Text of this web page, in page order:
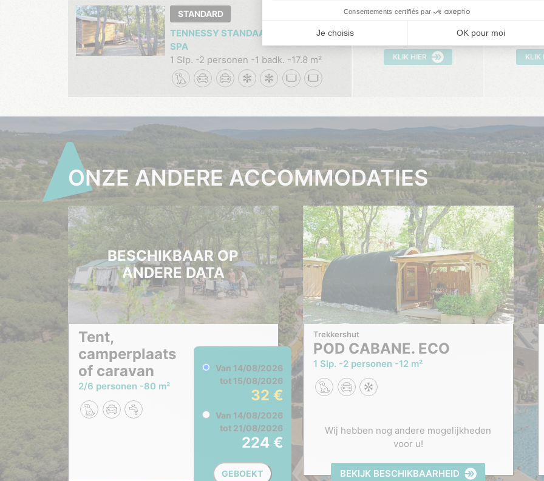
STANDARD
TENNESSY STANDAARD MET
SPA
1 Slp. 2 personen 1 badk. 17.8 m² KLIK HIER
ONZE ANDERE ACCOMMODATIES
BESCHIKBAAR OP
ANDERE DATA
Tent,
camperplaats
of caravan
2/6 personen 80 m²
Van 14/08/2026
tot 15/08/2026
32
Van 14/08/2026
tot 21/08/2026
224
GEBOEKT BEKIJK BESCHIKBAARHEID
Trekkershut
POD CABANE. ECO
1 Slp. 2 personen 12 m²
Wij hebben nog andere mogelijkheden
voor u!